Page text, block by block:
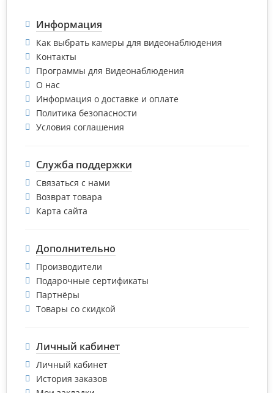
Информация
Как выбрать камеры для видеонаблюдения
Контакты
Программы для Видеонаблюдения
О нас
Информация о доставке и оплате
Политика безопасности
Условия соглашения
Служба поддержки
Связаться с нами
Возврат товара
Карта сайта
Дополнительно
Производители
Подарочные сертификаты
Партнёры
Товары со скидкой
Личный кабинет
Личный кабинет
История заказов